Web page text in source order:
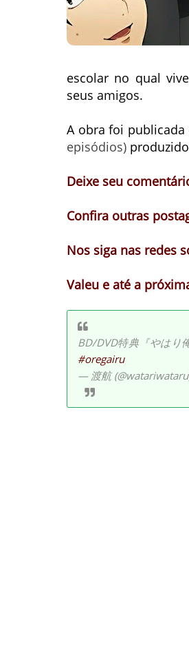
escolar no qual
seus amigos.
A obra foi publicada
episódios)
Deixe seu
Confira outras
Nos siga nas redes
Valeu e até a
BD/DVD特典『やはり
#oregairu
— 渡航